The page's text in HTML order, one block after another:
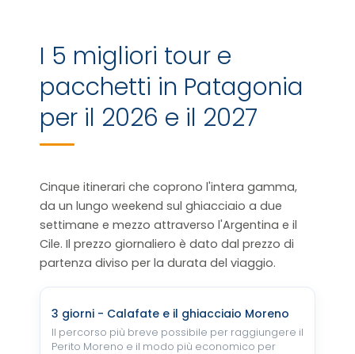
I 5 migliori tour e
pacchetti in Patagonia
per il 2026 e il 2027
Cinque itinerari che coprono l'intera gamma,
da un lungo weekend sul ghiacciaio a due
settimane e mezzo attraverso l'Argentina e il
Cile. Il prezzo giornaliero è dato dal prezzo di
partenza diviso per la durata del viaggio.
3 giorni - Calafate e il ghiacciaio Moreno
Il percorso più breve possibile per raggiungere il
Perito Moreno e il modo più economico per